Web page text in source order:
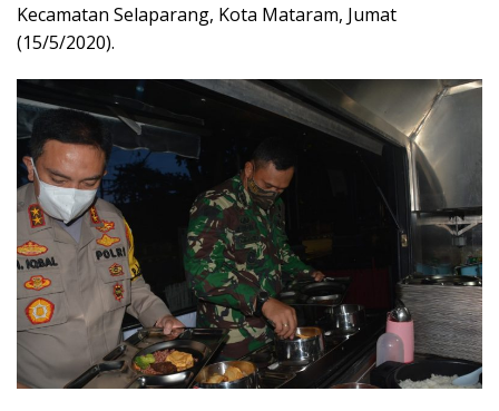
Kecamatan Selaparang, Kota Mataram, Jumat
(15/5/2020).